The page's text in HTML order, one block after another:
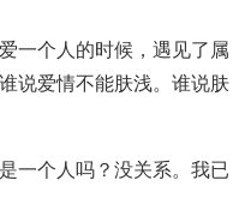
一个人的时候，遇见了属
说爱情不能肤浅。谁说肤
一个人吗？没关系。我已